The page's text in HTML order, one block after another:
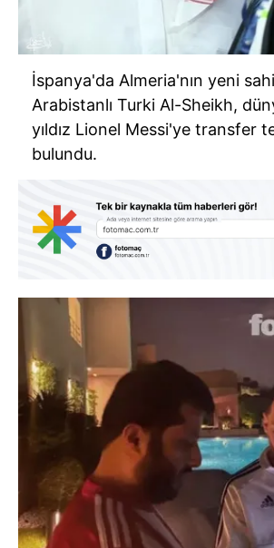
İspanya'da Almeria'nın yeni
Arabistanlı Turki Al-Sheikh,
yıldız Lionel Messi'ye transfer
bulundu.